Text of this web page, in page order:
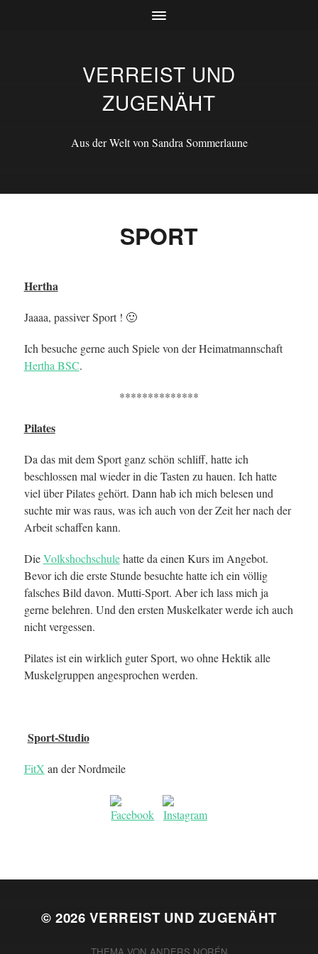
VERREIST UND
ZUGENÄHT
Aus der Welt von Sandra Sommerlaune
SPORT
Hertha
Jaaaa, passiver Sport ! 🙂
Ich besuche gerne auch Spiele von der Heimatmannschaft
Hertha BSC.
**************
Pilates
Da das mit dem Sport ganz schön schliff, hatte ich
beschlossen mal wieder in die Tasten zu hauen. Ich hatte
viel über Pilates gehört. Dann hab ich mich belesen und
suchte mir was raus, was ich auch von der Zeit her nach der
Arbeit schaffen kann.
DieVolkshochschulehatte da einen Kurs im Angebot.
Bevor ich die erste Stunde besuchte hatte ich ein völlig
falsches Bild davon. Mutti-Sport. Aber ich lass mich ja
gerne belehren. Und den ersten Muskelkater werde ich auch
nicht vergessen.
Pilates ist ein wirklich guter Sport, wo ohne Hektik alle
Muskelgruppen angesprochen werden.
Sport-Studio
FitX an der Nordmeile
© 2026 VERREIST UND ZUGENÄHT
THEMA VON ANDERS NORÉN